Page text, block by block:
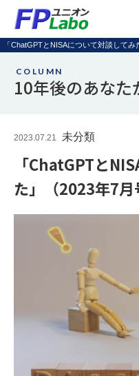
「ChatGPTとNISAについて対談して
COLUMN
10年後のあなた
2023.07.21 未分類
「ChatGPTと
た」（2023年7月